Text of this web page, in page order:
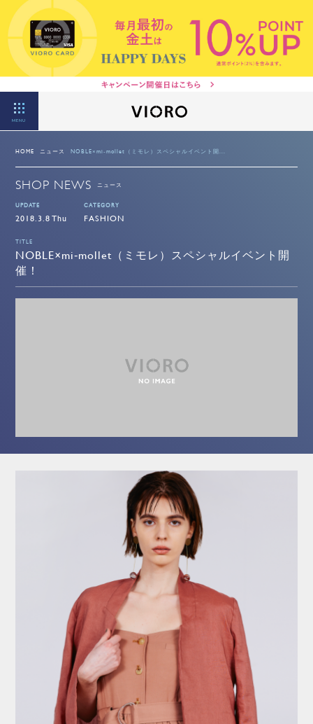
MENU
HOME ニュース NOBLE×mi‐mollet（ミモレ）スペシャルイベント開...
SHOP NEWS ニュース
UPDATE
2018.3.8 Thu
CATEGORY
FASHION
TITLE
NOBLE×mi‐mollet（ミモレ）スペシャルイベント開
催！